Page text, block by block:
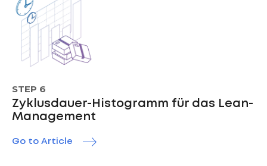
STEP 6
Zyklusdauer-Histogramm für das Lean-
Management
Go to Article